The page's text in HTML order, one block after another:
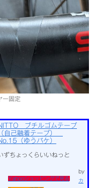
ー固定
ブチルゴムテープ
（自己融着テープ）
（ゆうパケ）
ずちょっくらいいねっと
Yahooショッピングで見る
by
カ